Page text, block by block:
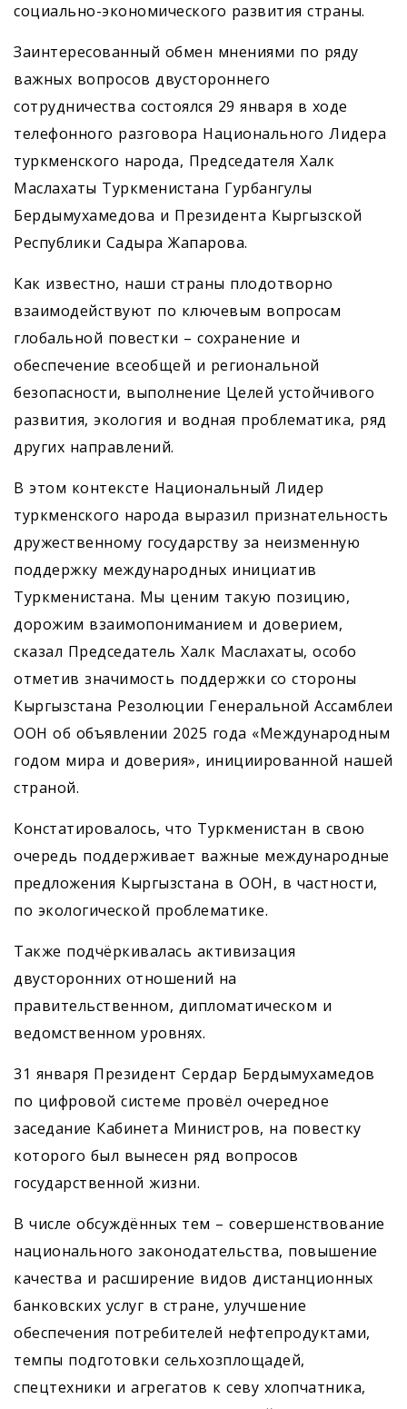
социально-экономического развития страны.
Заинтересованный обмен мнениями по ряду
важных вопросов двустороннего
сотрудничества состоялся 29 января в ходе
телефонного разговора Национального Лидера
туркменского народа, Председателя Халк
Маслахаты Туркменистана Гурбангулы
Бердымухамедова и Президента Кыргызской
Республики Садыра Жапарова.
Как известно, наши страны плодотворно
взаимодействуют по ключевым вопросам
глобальной повестки – сохранение и
обеспечение всеобщей и региональной
безопасности, выполнение Целей устойчивого
развития, экология и водная проблематика, ряд
других направлений.
В этом контексте Национальный Лидер
туркменского народа выразил признательность
дружественному государству за неизменную
поддержку международных инициатив
Туркменистана. Мы ценим такую позицию,
дорожим взаимопониманием и доверием,
сказал Председатель Халк Маслахаты, особо
отметив значимость поддержки со стороны
Кыргызстана Резолюции Генеральной Ассамблеи
ООН об объявлении 2025 года «Международным
годом мира и доверия», инициированной нашей
страной.
Констатировалось, что Туркменистан в свою
очередь поддерживает важные международные
предложения Кыргызстана в ООН, в частности,
по экологической проблематике.
Также подчёркивалась активизация
двусторонних отношений на
правительственном, дипломатическом и
ведомственном уровнях.
31 января Президент Сердар Бердымухамедов
по цифровой системе провёл очередное
заседание Кабинета Министров, на повестку
которого был вынесен ряд вопросов
государственной жизни.
В числе обсуждённых тем – совершенствование
национального законодательства, повышение
качества и расширение видов дистанционных
банковских услуг в стране, улучшение
обеспечения потребителей нефтепродуктами,
темпы подготовки сельхозплощадей,
спецтехники и агрегатов к севу хлопчатника,